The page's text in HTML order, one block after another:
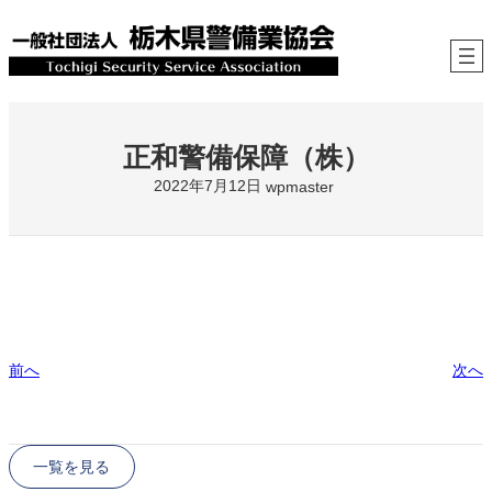
容
を
ス
正和警備保障（株）
2022年7月12日 wpmaster
前へ 次へ
一覧を見る